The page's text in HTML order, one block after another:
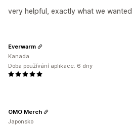
very helpful, exactly what we wanted
Everwarm
Kanada
Doba používání aplikace: 6 dny
OMO Merch
Japonsko